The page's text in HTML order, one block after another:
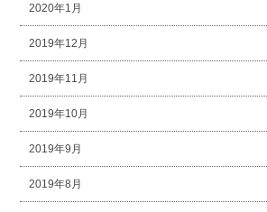
2020年1月
2019年12月
2019年11月
2019年10月
2019年9月
2019年8月